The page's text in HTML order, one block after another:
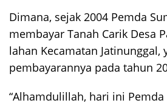
Dimana, sejak 2004 Pemda
membayar Tanah Carik Desa
lahan Kecamatan Jatinunggal,
pembayarannya pada tahun
“Alhamdulillah, hari ini